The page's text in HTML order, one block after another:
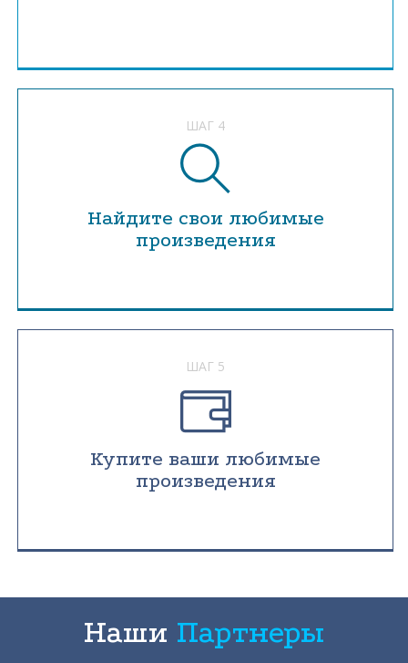
ШАГ 4
Найдите свои любимые
произведения
ШАГ 5
Купите ваши любимые
произведения
Наши Партнеры